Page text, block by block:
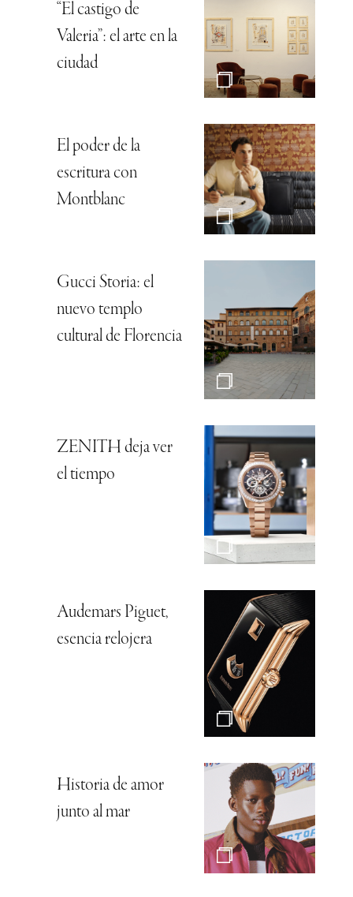
“El castigo de
Valeria”: el arte en la
ciudad
El poder de la
escritura con
Montblanc
Gucci Storia: el
nuevo templo
cultural de Florencia
ZENITH deja ver
el tiempo
Audemars Piguet,
esencia relojera
Historia de amor
junto al mar